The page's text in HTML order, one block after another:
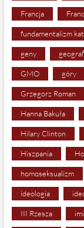
Francja
fundamentalizm
geny
GMO góry
Grzegorz Roman
Hanna Bakuła
Hilary Clinton
Hiszpania
homoseksualizm
ideologia
III Rzesza